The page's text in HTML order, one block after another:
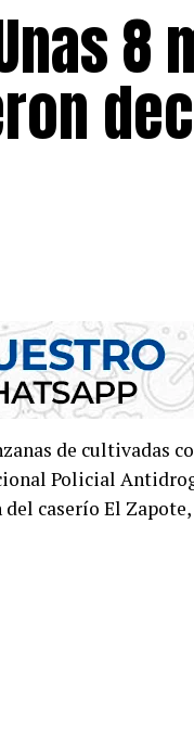
8
de cultivadas
Policial
caserío El